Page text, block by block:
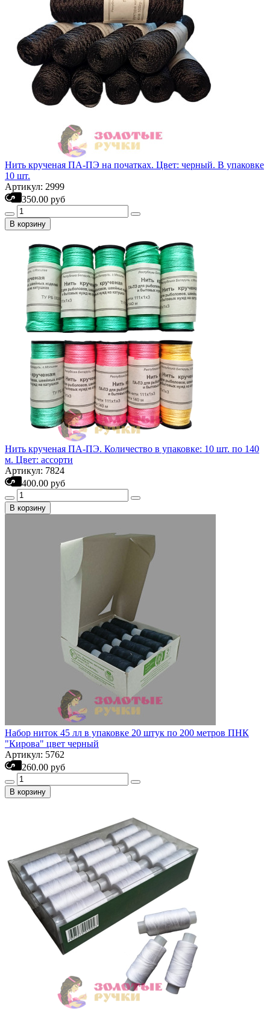
Нить крученая ПА-ПЭ на початках. Цвет: черный. В упаковке
10 шт.
Артикул: 2999
350.00 руб
В корзину
Нить крученая ПА-ПЭ. Количество в упаковке: 10 шт. по 140
м. Цвет: ассорти
Артикул: 7824
400.00 руб
В корзину
Набор ниток 45 лл в упаковке 20 штук по 200 метров ПНК
"Кирова" цвет черный
Артикул: 5762
260.00 руб
В корзину